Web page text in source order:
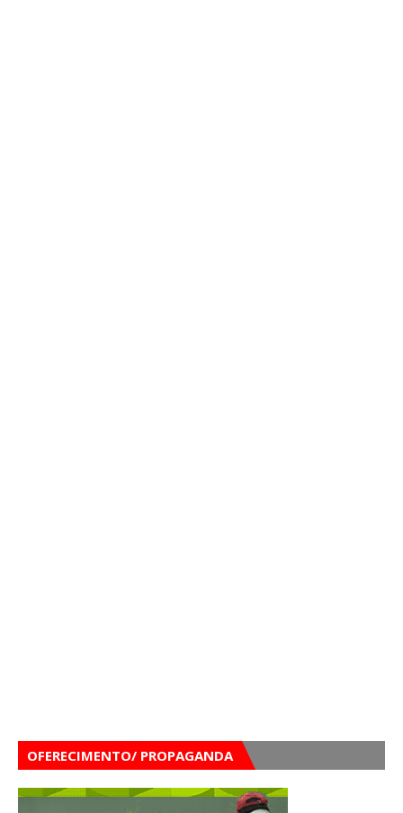
OFERECIMENTO/ PROPAGANDA